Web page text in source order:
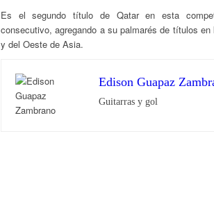
Es el segundo título de Qatar en esta
consecutivo, agregando a su palmarés de títulos
y del Oeste de Asia.
Edison Guapaz
Guitarras y gol